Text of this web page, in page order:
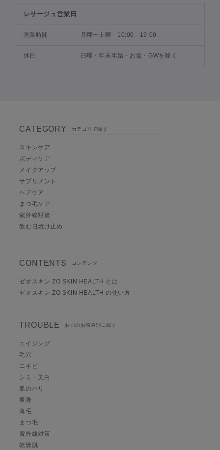
レサージュ営業日
営業時間 月曜〜土曜 10:00 - 19:00
休日 日曜・年末年始・お盆・GWを除く
CATEGORY カテゴリで探す
スキンケア
ボディケア
メイクアップ
サプリメント
ヘアケア
まつ毛ケア
紫外線対策
飲む日焼け止め
CONTENTS コンテンツ
ゼオスキン ZO SKIN HEALTH とは
ゼオスキン ZO SKIN HEALTH の使い方
TROUBLE お肌のお悩み別に探す
エイジング
毛穴
ニキビ
シミ・美白
肌のハリ
痩身
薄毛
まつ毛
紫外線対策
乾燥肌